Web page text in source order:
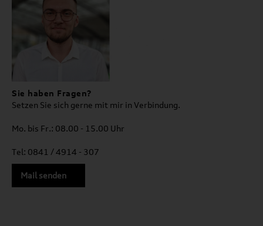
Sie haben Fragen?
Setzen Sie sich gerne mit mir in Verbindung.
Mo. bis Fr.: 08.00 - 15.00 Uhr
Tel: 0841 / 4914 - 307
Mail senden